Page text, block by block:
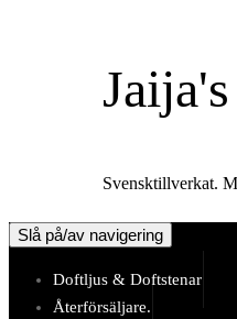
Svensktillverkat.
Slå på/av navigering
Doftljus & Doftstenar
Återförsäljare.